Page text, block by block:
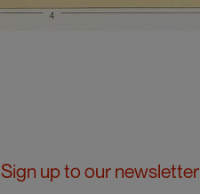
Sign up to our newsletter